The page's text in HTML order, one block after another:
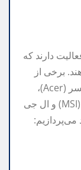
دارند که
برخی از
برندهای محبوب و با کیفیت عبارتند از: **ایسر (Acer)،
ایسوس (ASUS)، بنکیو (BenQ)، ام اس آی (MSI) و ال جی